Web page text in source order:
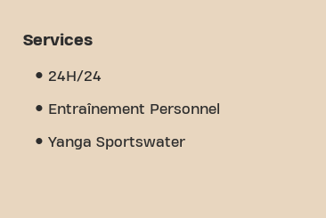
Services
24H/24
Entraînement Personnel
Yanga Sportswater